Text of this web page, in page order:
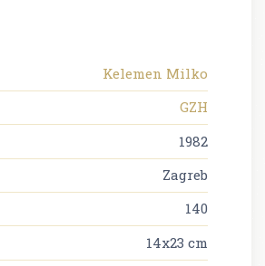
Kelemen Milko
GZH
1982
Zagreb
140
14x23 cm